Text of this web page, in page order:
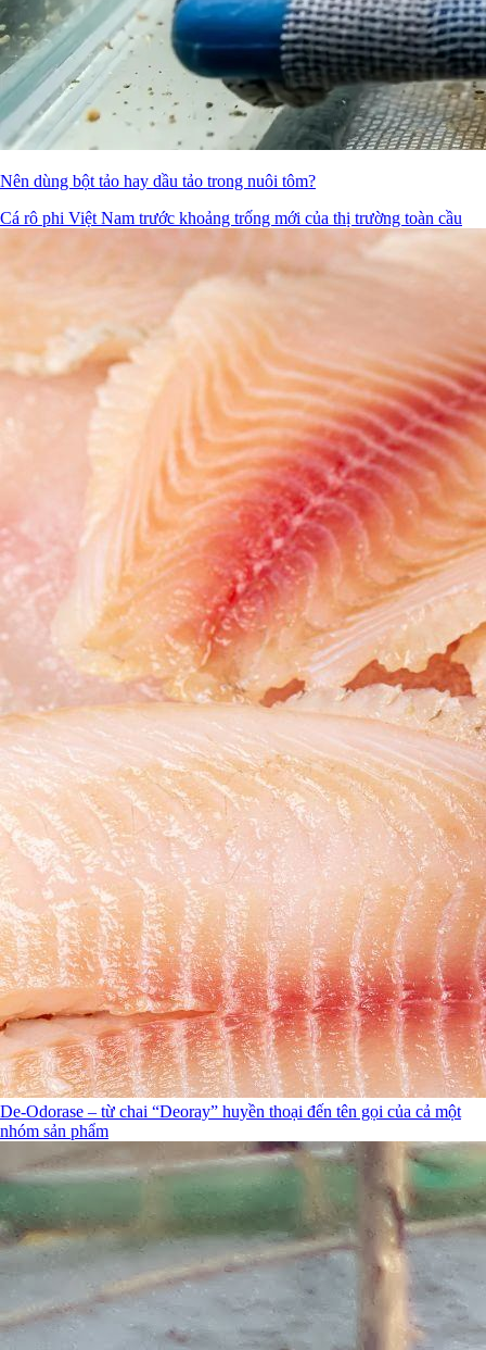
Nên dùng bột tảo hay dầu tảo trong nuôi tôm?
Cá rô phi Việt Nam trước khoảng trống mới của thị trường toàn cầu
De-Odorase – từ chai “Deoray” huyền thoại đến tên gọi của cả một
nhóm sản phẩm